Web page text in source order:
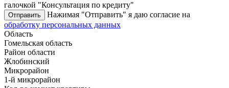
галочкой "Консультация по кредиту"
Отправить
Нажимая "Отправить" я даю согласие на
обработку персональных данных
Область
Гомельская область
Район области
Жлобинский
Микрорайон
1-й микрорайон